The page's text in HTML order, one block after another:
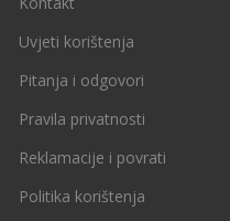
Uvjeti korištenja
Pitanja i odgovori
Pravila privatnosti
Reklamacije i povrati
Politika korištenja